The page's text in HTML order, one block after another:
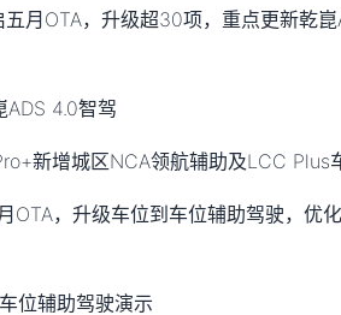
月OTA，升级超30项，重点更新乾
新增城区NCA领航辅助及LCC Plus
OTA，升级车位到车位辅助驾驶，优